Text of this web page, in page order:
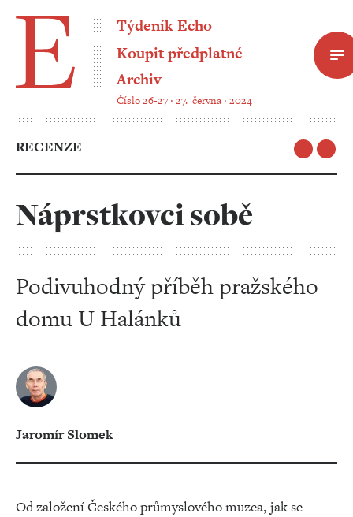
Týdeník Echo
Koupit předplatné
Archiv
Číslo 26-27 ‧ 27. června ‧ 2024
RECENZE
Náprstkovci sobě
Podivuhodný příběh pražského
domu U Halánků
Jaromír Slomek
Od založení Českého průmyslového muzea, jak se